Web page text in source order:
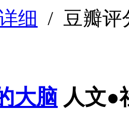
细 / 豆瓣
大脑 人文●